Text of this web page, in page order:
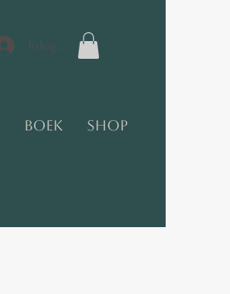
Inloggen
Boek Shop